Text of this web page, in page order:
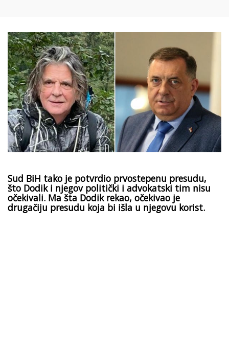
Sud BiH tako je potvrdio prvostepenu presudu,
što Dodik i njegov politički i advokatski tim nisu
očekivali. Ma šta Dodik rekao, očekivao je
drugačiju presudu koja bi išla u njegovu korist.